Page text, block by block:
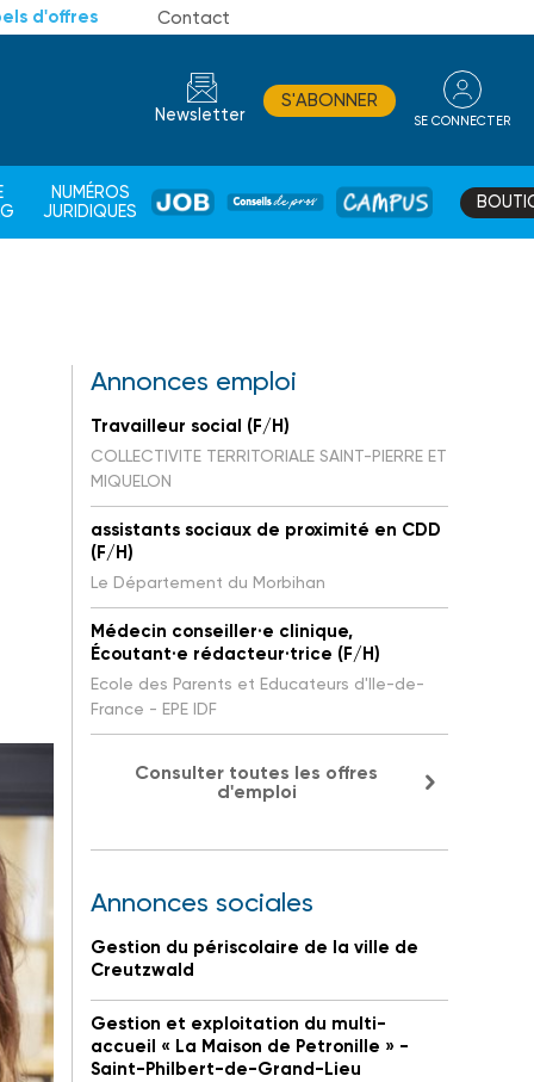
d'offres Contact
Newsletter
S'ABONNER
SE CONNECTER
NUMÉROS
JURIDIQUES
JOB
DE
CAMPUS
Annonces emploi
Travailleur social (F/H)
COLLECTIVITE TERRITORIALE SAINT-PIERRE ET
MIQUELON
assistants sociaux de proximité en CDD
(F/H)
Le Département du Morbihan
Médecin conseiller·e clinique,
Écoutant·e rédacteur·trice (F/H)
Ecole des Parents et Educateurs d'Ile-de-
France - EPE IDF
Consulter toutes les offres
d'emploi
Annonces sociales
Gestion du périscolaire de la ville de
Creutzwald
Gestion et exploitation du multi-
accueil « La Maison de Petronille » -
Saint-Philbert-de-Grand-Lieu